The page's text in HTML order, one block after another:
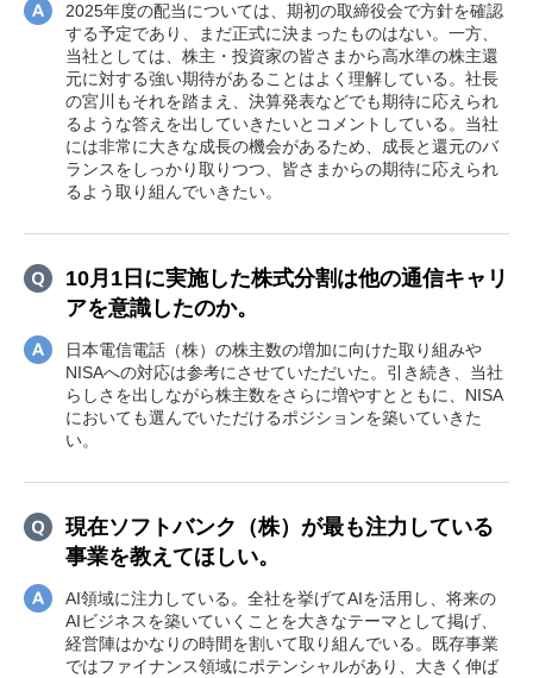
2025年度の配当については、期初の取締役会で方針を確認
する予定であり、まだ正式に決まったものはない。一方、
当社としては、株主・投資家の皆さまから高水準の株主還
元に対する強い期待があることはよく理解している。社長
の宮川もそれを踏まえ、決算発表などでも期待に応えられ
るような答えを出していきたいとコメントしている。当社
には非常に大きな成長の機会があるため、成長と還元のバ
ランスをしっかり取りつつ、皆さまからの期待に応えられ
るよう取り組んでいきたい。
10月1日に実施した株式分割は他の通信キャリ
アを意識したのか。
日本電信電話（株）の株主数の増加に向けた取り組みや
NISAへの対応は参考にさせていただいた。引き続き、当社
らしさを出しながら株主数をさらに増やすとともに、NISA
においても選んでいただけるポジションを築いていきた
い。
現在ソフトバンク（株）が最も注力している
事業を教えてほしい。
AI領域に注力している。全社を挙げてAIを活用し、将来の
AIビジネスを築いていくことを大きなテーマとして掲げ、
経営陣はかなりの時間を割いて取り組んでいる。既存事業
ではファイナンス領域にポテンシャルがあり、大きく伸ば